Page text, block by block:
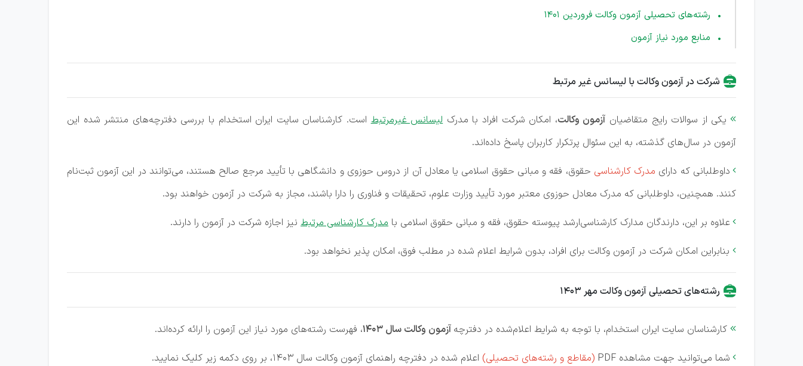
رشته‌های تحصیلی آزمون وکالت فروردین 1401
منابع مورد نیاز آزمون
شرکت در آزمون وکالت با لیسانس غیر مرتبط
 یکی از سوالات رایج متقاضیان آزمون وکالت، امکان شرکت افراد با مدرکلیسانس غیرمرتبطاست. کارشناسان سایت ایران استخدام با بررسی دفترچه‌های منتشر شده این
آزمون در سال‌های گذشته، به این سئوال پرتکرار کاربران پاسخ داده‌اند.
 داوطلبانی که دارای مدرک کارشناسی حقوق، فقه و مبانی حقوق اسلامی یا معادل آن از دروس حوزوی و دانشگاهی با تأیید مرجع صالح هستند، می‌توانند در این آزمون ثبت‌نام
کنند. همچنین، داوطلبانی که مدرک معادل حوزوی معتبر مورد تأیید وزارت علوم، تحقیقات و فناوری را دارا باشند، مجاز به شرکت در آزمون خواهند بود.
 علاوه بر این، دارندگان مدارک کارشناسی‌ارشد پیوسته حقوق، فقه و مبانی حقوق اسلامی با مدرک کارشناسی مرتبط نیز اجازه شرکت در آزمون را دارند.
 بنابراین امکان شرکت در آزمون وکالت برای افراد، بدون شرایط اعلام شده در مطلب فوق، امکان پذیر نخواهد بود.
رشته‌های تحصیلی آزمون وکالت مهر 1403
 کارشناسان سایت ایران استخدام، با توجه به شرایط اعلام‌شده در دفترچه آزمون وکالت سال 1403 ، فهرست رشته‌های مورد نیاز این آزمون را ارائه کرده‌اند.
 شما می‌توانید جهت مشاهده PDF (مقاطع و رشته‌های تحصیلی) اعلام شده در دفترچه راهنمای آزمون وکالت سال 1403، بر روی دکمه زیر کلیک نمایید.